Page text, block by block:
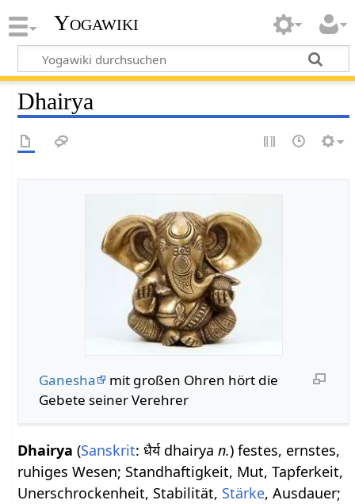
Yogawiki
Dhairya
Ganesha
mit großen Ohren hört die
Gebete seiner Verehrer
Dhairya (Sanskrit: धैर्य dhairyan.) festes, ernstes,
ruhiges Wesen; Standhaftigkeit, Mut, Tapferkeit,
Unerschrockenheit, Stabilität, Stärke, Ausdauer;